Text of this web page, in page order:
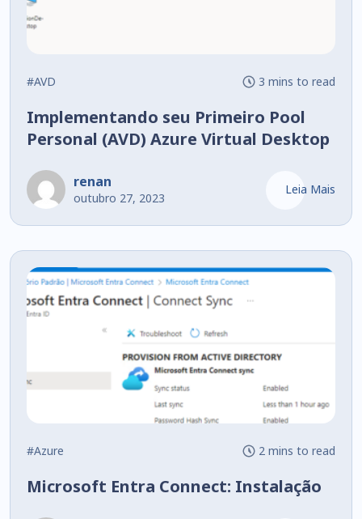
#AVD 3 mins to read
Implementando seu Primeiro Pool
Personal (AVD) Azure Virtual Desktop
renan
outubro 27, 2023
Leia Mais
#Azure 2 mins to read
Microsoft Entra Connect: Instalação